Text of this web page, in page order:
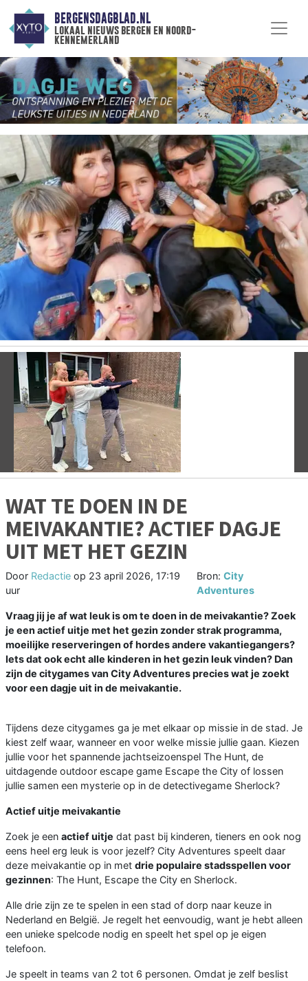
BERGENSDAGBLAD.NL
lokaal nieuws bergen en noord-
kennemerland
Vorige
WAT TE DOEN IN DE
MEIVAKANTIE? ACTIEF DAGJE
UIT MET HET GEZIN
Door Redactie op 23 april 2026, 17:19
uur
Bron: City
Adventures
Vraag jij je af wat leuk is om te doen in de meivakantie? Zoek
je een actief uitje met het gezin zonder strak programma,
moeilijke reserveringen of hordes andere vakantiegangers?
Iets dat ook echt alle kinderen in het gezin leuk vinden? Dan
zijn de citygames van City Adventures precies wat je zoekt
voor een dagje uit in de meivakantie.
Tijdens deze citygames ga je met elkaar op missie in de stad. Je
kiest zelf waar, wanneer en voor welke missie jullie gaan. Kiezen
jullie voor het spannende jachtseizoenspel The Hunt, de
uitdagende outdoor escape game Escape the City of lossen
jullie samen een mysterie op in de detectivegame Sherlock?
Actief uitje meivakantie
Zoek je een actief uitje dat past bij kinderen, tieners en ook nog
eens heel erg leuk is voor jezelf? City Adventures speelt daar
deze meivakantie op in met drie populaire stadsspellen voor
gezinnen: The Hunt, Escape the City en Sherlock.
Alle drie zijn ze te spelen in een stad of dorp naar keuze in
Nederland en België. Je regelt het eenvoudig, want je hebt alleen
een unieke spelcode nodig en speelt het spel op je eigen
telefoon.
Je speelt in teams van 2 tot 6 personen. Omdat je zelf beslist